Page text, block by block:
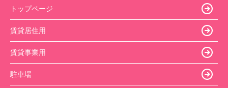
トップページ
賃貸居住用
賃貸事業用
駐車場